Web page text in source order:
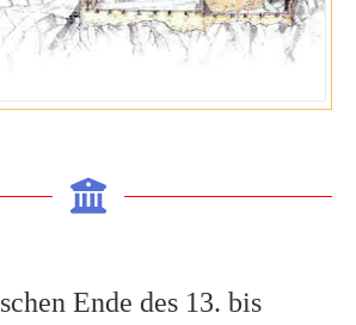
Ende des 13. bis